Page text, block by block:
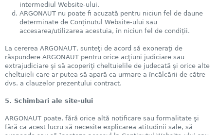
intermediul Website-ului.
ARGONAUT nu poate fi acuzată pentru niciun fel de daune
determinate de Conținutul Website-ului sau
accesarea/utilizarea acestuia, în niciun fel de condiții.
La cererea ARGONAUT, sunteţi de acord să exoneraţi de
răspundere ARGONAUT pentru orice acţiuni judiciare sau
extrajudiciare şi să acoperiţi cheltuielile de judecată şi orice alte
cheltuieli care ar putea să apară ca urmare a încălcării de către
dvs. a clauzelor prezentului contract.
5. Schimbari ale site-ului
ARGONAUT poate, fără orice altă notificare sau formalitate şi
fără ca acest lucru să necesite explicarea atitudinii sale, să